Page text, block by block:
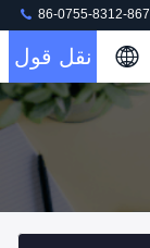
86-0755-8312-
نقل قول